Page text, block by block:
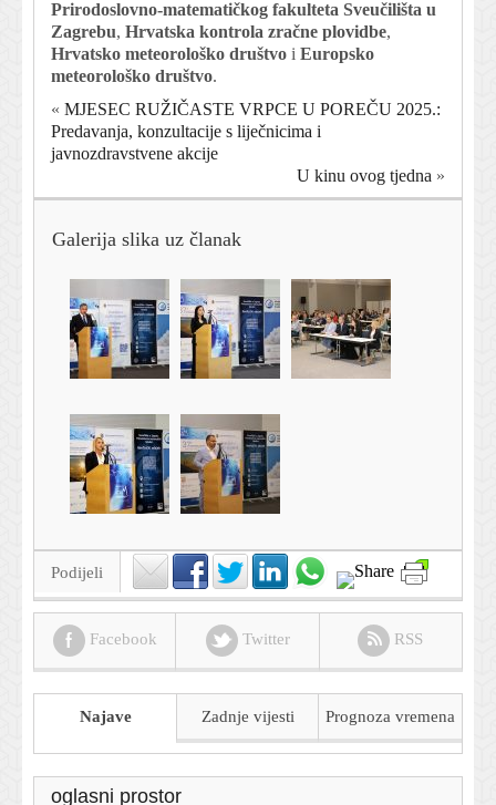
Prirodoslovno-matematičkog fakulteta Sveučilišta u
Zagrebu, Hrvatska kontrola zračne plovidbe,
Hrvatsko meteorološko društvo i Europsko
meteorološko društvo.
« MJESEC RUŽIČASTE VRPCE U POREČU 2025.:
Predavanja, konzultacije s liječnicima i
javnozdravstvene akcije
U kinu ovog tjedna »
Galerija slika uz članak
Podijeli
Facebook Twitter RSS
Najave Zadnje vijesti Prognoza vremena
oglasni prostor